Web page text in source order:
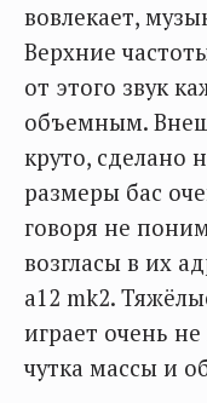
вовлекает,
Верхние
от этого звук
объемным.
круто, сделано
размеры бас
говоря не
возгласы в их
a12 mk2.
играет очень не
чутка массы и